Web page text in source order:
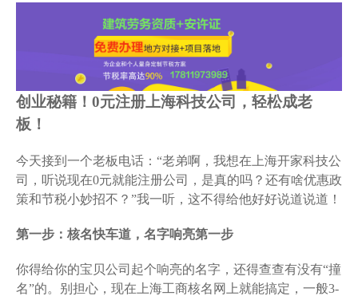
创业秘籍！0元注册上海科技公司，轻松成老
板！
今天接到一个老板电话：“老弟啊，我想在上海开家科技公
司，听说现在0元就能注册公司，是真的吗？还有啥优惠政
策和节税小妙招不？”我一听，这不得给他好好说道说道！
第一步：核名快车道，名字响亮第一步
你得给你的宝贝公司起个响亮的名字，还得查查有没有“撞
名”的。别担心，现在上海工商核名网上就能搞定，一般3-